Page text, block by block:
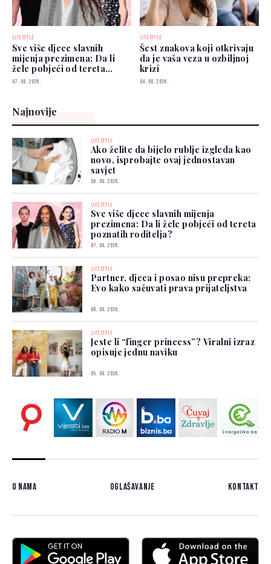
LIFESTYLE
Sve više djece slavnih
mijenja prezimena: Da li
žele pobjeći od tereta
poznatih roditelja?
07. 08. 2026.
LIFESTYLE
Šest znakova koji otkrivaju
da je vaša veza u ozbiljnoj
krizi
04. 08. 2026.
Najnovije
LIFESTYLE
Ako želite da bijelo rublje izgleda kao
novo, isprobajte ovaj jednostavan
savjet
08. 08. 2026.
LIFESTYLE
Sve više djece slavnih mijenja
prezimena: Da li žele pobjeći od tereta
poznatih roditelja?
07. 08. 2026.
LIFESTYLE
Partner, djeca i posao nisu prepreka:
Evo kako sačuvati prava prijateljstva
06. 08. 2026.
LIFESTYLE
Jeste li “finger princess”? Viralni izraz
opisuje jednu naviku
05. 08. 2026.
O nama Oglašavanje Kontakt